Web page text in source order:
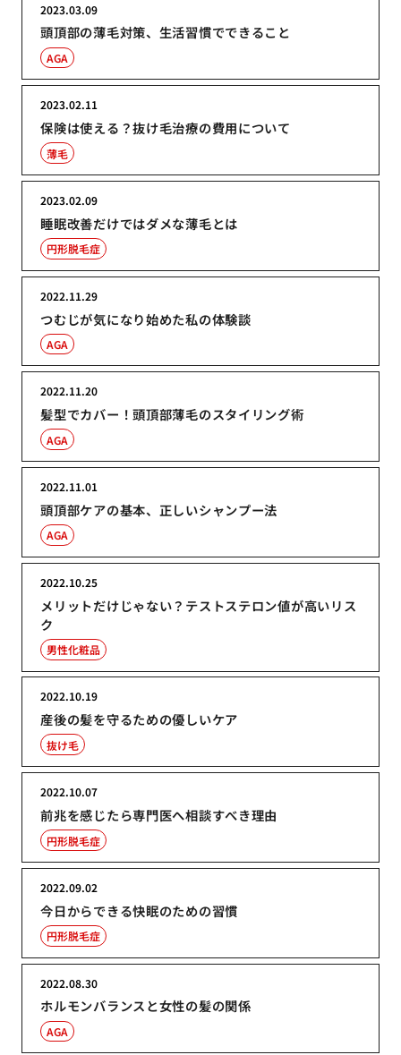
頭頂部の薄毛対策、生活習慣でできること
2023.03.09
AGA
保険は使える？抜け毛治療の費用について
2023.02.11
薄毛
睡眠改善だけではダメな薄毛とは
2023.02.09
円形脱毛症
つむじが気になり始めた私の体験談
2022.11.29
AGA
髪型でカバー！頭頂部薄毛のスタイリング術
2022.11.20
AGA
頭頂部ケアの基本、正しいシャンプー法
2022.11.01
AGA
メリットだけじゃない？テストステロン値が高いリス
ク
2022.10.25
男性化粧品
産後の髪を守るための優しいケア
2022.10.19
抜け毛
前兆を感じたら専門医へ相談すべき理由
2022.10.07
円形脱毛症
今日からできる快眠のための習慣
2022.09.02
円形脱毛症
ホルモンバランスと女性の髪の関係
2022.08.30
AGA